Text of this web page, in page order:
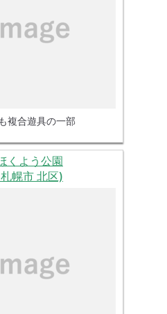
複合遊具の一部
くよう公園
幌市 北区)